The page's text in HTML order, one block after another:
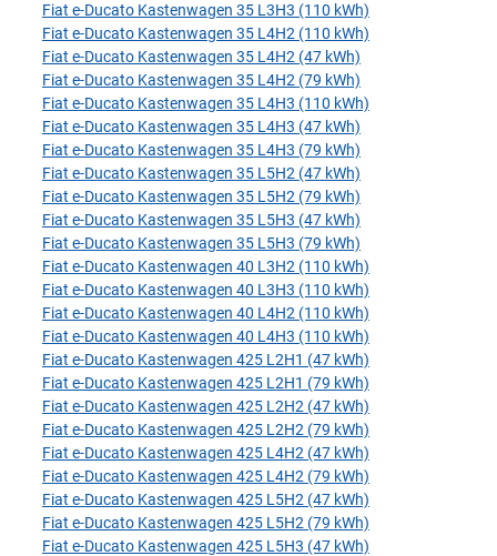
Fiat e-Ducato Kastenwagen 35 L3H3 (110 kWh)
Fiat e-Ducato Kastenwagen 35 L4H2 (110 kWh)
Fiat e-Ducato Kastenwagen 35 L4H2 (47 kWh)
Fiat e-Ducato Kastenwagen 35 L4H2 (79 kWh)
Fiat e-Ducato Kastenwagen 35 L4H3 (110 kWh)
Fiat e-Ducato Kastenwagen 35 L4H3 (47 kWh)
Fiat e-Ducato Kastenwagen 35 L4H3 (79 kWh)
Fiat e-Ducato Kastenwagen 35 L5H2 (47 kWh)
Fiat e-Ducato Kastenwagen 35 L5H2 (79 kWh)
Fiat e-Ducato Kastenwagen 35 L5H3 (47 kWh)
Fiat e-Ducato Kastenwagen 35 L5H3 (79 kWh)
Fiat e-Ducato Kastenwagen 40 L3H2 (110 kWh)
Fiat e-Ducato Kastenwagen 40 L3H3 (110 kWh)
Fiat e-Ducato Kastenwagen 40 L4H2 (110 kWh)
Fiat e-Ducato Kastenwagen 40 L4H3 (110 kWh)
Fiat e-Ducato Kastenwagen 425 L2H1 (47 kWh)
Fiat e-Ducato Kastenwagen 425 L2H1 (79 kWh)
Fiat e-Ducato Kastenwagen 425 L2H2 (47 kWh)
Fiat e-Ducato Kastenwagen 425 L2H2 (79 kWh)
Fiat e-Ducato Kastenwagen 425 L4H2 (47 kWh)
Fiat e-Ducato Kastenwagen 425 L4H2 (79 kWh)
Fiat e-Ducato Kastenwagen 425 L5H2 (47 kWh)
Fiat e-Ducato Kastenwagen 425 L5H2 (79 kWh)
Fiat e-Ducato Kastenwagen 425 L5H3 (47 kWh)